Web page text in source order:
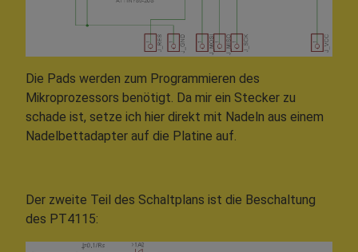
Die Pads werden zum Programmieren des
Mikroprozessors benötigt. Da mir ein Stecker zu
schade ist, setze ich hier direkt mit Nadeln aus einem
Nadelbettadapter auf die Platine auf.
Der zweite Teil des Schaltplans ist die Beschaltung
des PT4115: